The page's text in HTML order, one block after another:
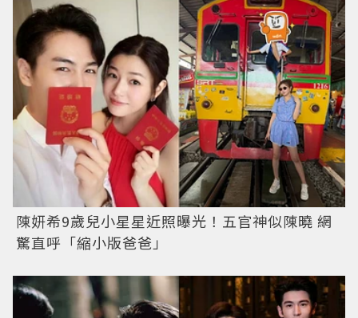
陳妍希9歲兒小星星近照曝光！五官神似陳曉 網
驚直呼「縮小版爸爸」